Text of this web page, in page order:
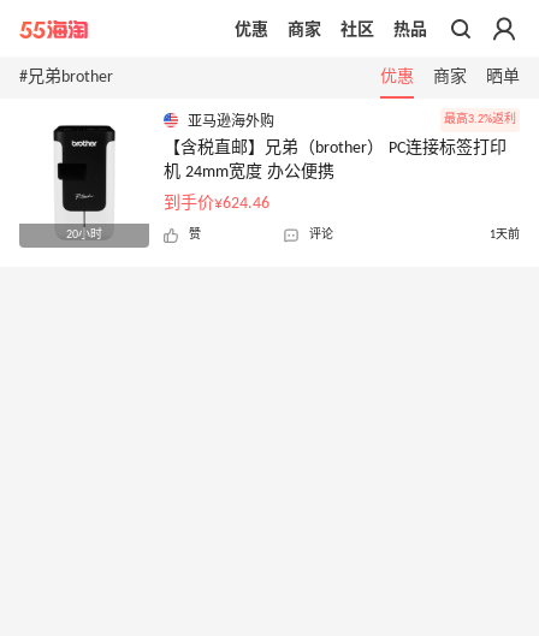
带你去官网买正品
优惠 商家 社区 热品
#兄弟brother 优惠 商家 晒单
20小时
亚马逊海外购 最高3.2%返利
【含税直邮】兄弟（brother） PC连接标签打印
机 24mm宽度 办公便携
到手价¥624.46
赞 评论 1天前